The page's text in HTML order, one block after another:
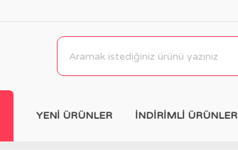
YENİ ÜRÜNLER İNDİRİMLİ ÜRÜNLER